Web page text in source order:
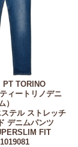
PT TORINO
ィートリノデニ
）
テル ストレッチ
デニムパンツ
FIT